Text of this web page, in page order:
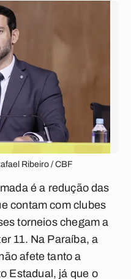
Ribeiro / CBF
é a redução das
contam com clubes
torneios chegam a
11. Na Paraíba, a
afete tanto a
Estadual, já que o